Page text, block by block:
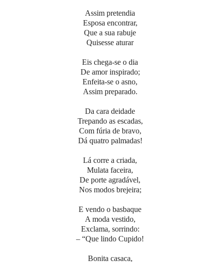
Assim pretendia
Esposa encontrar,
Que a sua rabuje
Quisesse aturar
Eis chega-se o dia
De amor inspirado;
Enfeita-se o asno,
Assim preparado.
Da cara deidade
Trepando as escadas,
Com fúria de bravo,
Dá quatro palmadas!
Lá corre a criada,
Mulata faceira,
De porte agradável,
Nos modos brejeira;
E vendo o basbaque
A moda vestido,
Exclama, sorrindo:
– “Que lindo Cupido!
Bonita casaca,